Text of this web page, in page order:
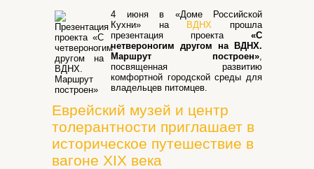
4 июня в «Доме Российской
Кухни» на
ВДНХ прошла
презентация проекта «С
четвероногим другом на ВДНХ.
Маршрут построен»,
посвященная развитию
комфортной городской среды для
владельцев питомцев.
Еврейский музей и центр
толерантности приглашает в
историческое путешествие в
вагоне XIX века